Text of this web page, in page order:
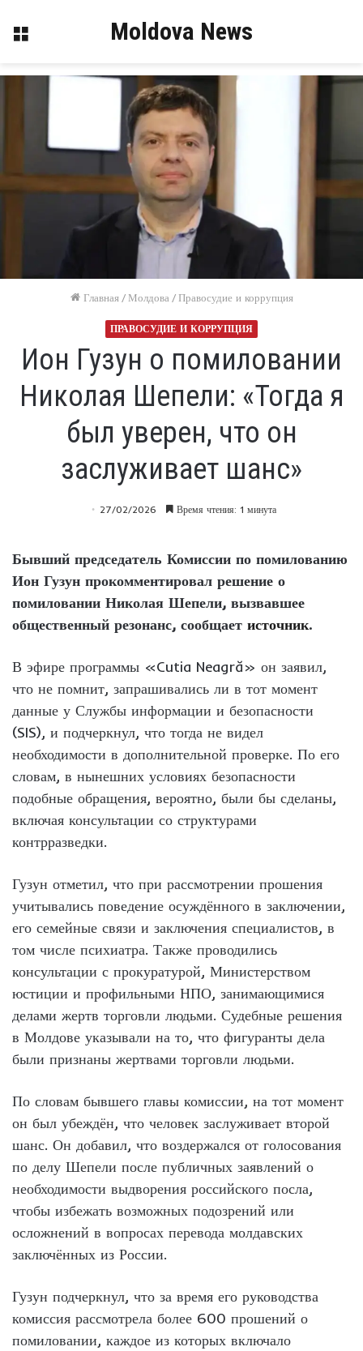
Меню Moldova News
Главная / Молдова / Правосудие и коррупция
ПРАВОСУДИЕ И КОРРУПЦИЯ
Ион Гузун о помиловании
Николая Шепели: «Тогда я
был уверен, что он
заслуживает шанс»
27/02/2026 Время чтения: 1 минута
Бывший председатель Комиссии по помилованию
Ион Гузун прокомментировал решение о
помиловании Николая Шепели, вызвавшее
общественный резонанс, сообщает источник.
В эфире программы «Cutia Neagră» он заявил,
что не помнит, запрашивались ли в тот момент
данные у Службы информации и безопасности
(SIS), и подчеркнул, что тогда не видел
необходимости в дополнительной проверке. По его
словам, в нынешних условиях безопасности
подобные обращения, вероятно, были бы сделаны,
включая консультации со структурами
контрразведки.
Гузун отметил, что при рассмотрении прошения
учитывались поведение осуждённого в заключении,
его семейные связи и заключения специалистов, в
том числе психиатра. Также проводились
консультации с прокуратурой, Министерством
юстиции и профильными НПО, занимающимися
делами жертв торговли людьми. Судебные решения
в Молдове указывали на то, что фигуранты дела
были признаны жертвами торговли людьми.
По словам бывшего главы комиссии, на тот момент
он был убеждён, что человек заслуживает второй
шанс. Он добавил, что воздержался от голосования
по делу Шепели после публичных заявлений о
необходимости выдворения российского посла,
чтобы избежать возможных подозрений или
осложнений в вопросах перевода молдавских
заключённых из России.
Гузун подчеркнул, что за время его руководства
комиссия рассмотрела более 600 прошений о
помиловании, каждое из которых включало